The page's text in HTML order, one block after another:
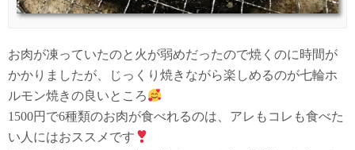
お肉が凍っていたのと火が弱めだったので焼くのに時間が
かかりましたが、じっくり焼きながら楽しめるのが七輪ホ
ルモン焼きの良いところ
1500円で6種類のお肉が食べれるのは、アレもコレも食べた
い人にはおススメです